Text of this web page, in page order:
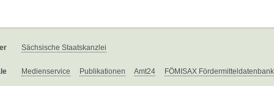
Sächsische Staatskanzlei
Medienservice Publikationen Amt24 FÖMISAX Fördermitteldatenbank